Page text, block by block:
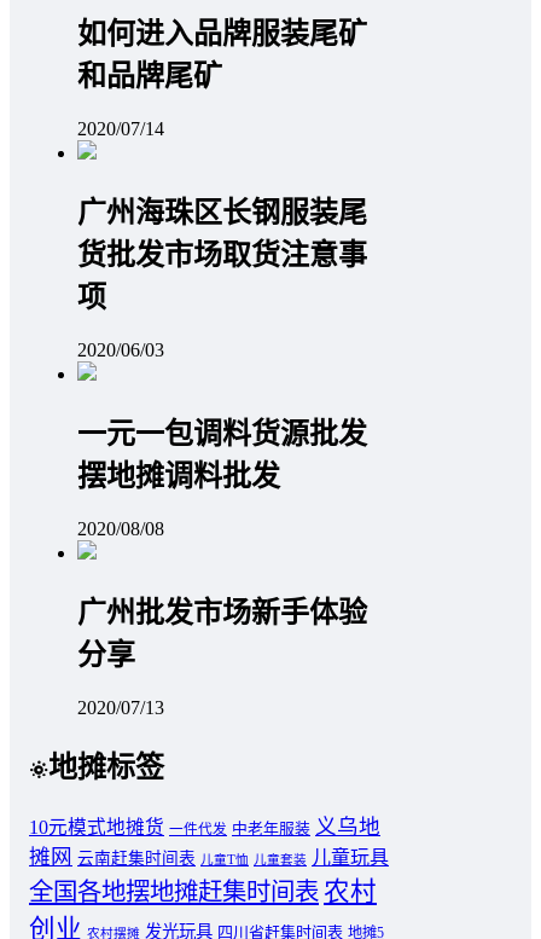
如何进入品牌服装尾矿
和品牌尾矿
2020/07/14
广州海珠区长钢服装尾
货批发市场取货注意事
项
2020/06/03
一元一包调料货源批发
摆地摊调料批发
2020/08/08
广州批发市场新手体验
分享
2020/07/13
地摊标签
10元模式地摊货 一件代发 中老年服装 义乌地
摊网 云南赶集时间表 儿童T恤 儿童套装 儿童玩具
全国各地摆地摊赶集时间表 农村
创业 农村摆摊 发光玩具 四川省赶集时间表 地摊5